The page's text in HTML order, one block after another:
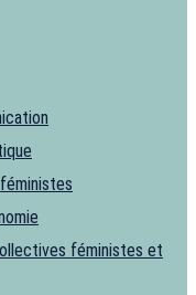
féministes et